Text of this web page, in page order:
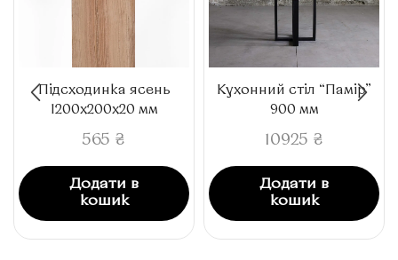
Підсходинка ясень
1200x200x20 мм
565 ₴
Додати в
кошик
Кухонний стіл “Памір”
900 мм
10925 ₴
Додати в
кошик